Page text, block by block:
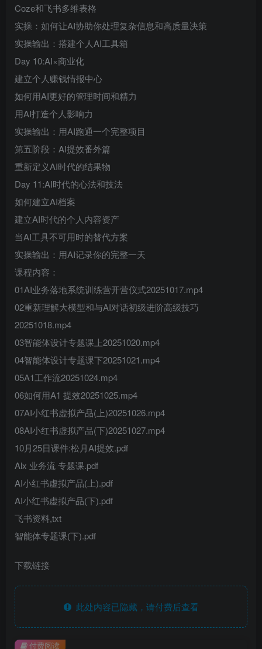
Coze和飞书多维表格
实操：如何让AI协助你处理复杂信息和高质量决策
实操输出：搭建个人AI工具箱
Day 10:AI×商业化
建立个人赚钱情报中心
如何用AI更好的管理时间和精力
用AI打造个人影响力
实操输出：用AI跑通一个完整项目
第五阶段：AI提效番外篇
重新定义AI时代的结果物
Day 11:AI时代的心法和技法
如何建立AI档案
建立AI时代的个人内容资产
当AI工具不可用时的替代方案
实操输出：用AI记录你的完整一天
课程内容：
01AI业务落地系统训练营开营仪式20251017.mp4
02重新理解大模型和与AI对话初级进阶高级技巧
20251018.mp4
03智能体设计专题课上20251020.mp4
04智能体设计专题课下20251021.mp4
05A1工作流20251024.mp4
06如何用A1 提效20251025.mp4
07AI小红书虚拟产品(上)20251026.mp4
08AI小红书虚拟产品(下)20251027.mp4
10月25日课件:松月AI提效.pdf
Alx 业务流 专题课.pdf
AI小红书虚拟产品(上).pdf
AI小红书虚拟产品(下).pdf
飞书资料,txt
智能体专题课(下).pdf
下载链接
此处内容已隐藏，请付费后查看
付费阅读